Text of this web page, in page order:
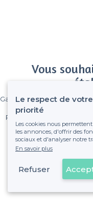
Vous
Gagnez de nombreux
Pas de commissions et
fixe sans
Le respect de
priorité
Les cookies nous
les annonces, d'offrir des
sociaux et d'analyser notre
En savoir plus
Refuser